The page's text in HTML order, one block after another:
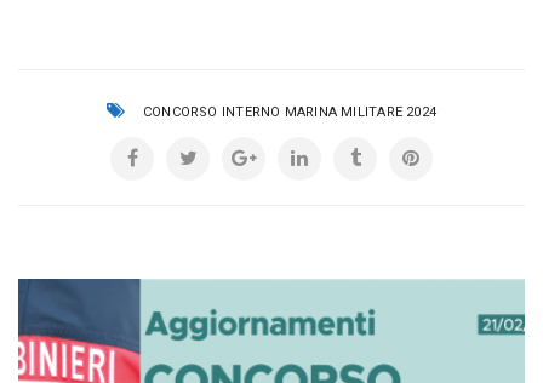
CONCORSO INTERNO MARINA MILITARE 2024